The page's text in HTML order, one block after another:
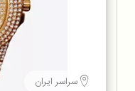
سراسر ایران